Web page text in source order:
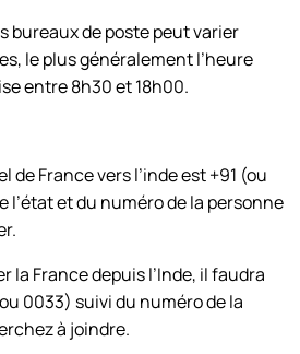
bureaux de poste peut varier
le plus généralement l’heure
entre 8h30 et 18h00.
de France vers l’inde est +91 (ou
l’état et du numéro de la personne
la France depuis l’Inde, il faudra
0033) suivi du numéro de la
à joindre.